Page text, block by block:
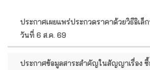
หัวข้อ
เรื่อง
ประกาศเผยแพร่ประกวดราคาด้วยวิธีอิเล็
วันที่ 6 ส.ค. 69
ประกาศข้อมูลสาระสำคัญในสัญญาเรื่อง ซื้